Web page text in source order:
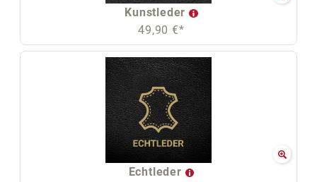
Kunstleder
49,90 €*
Echtleder